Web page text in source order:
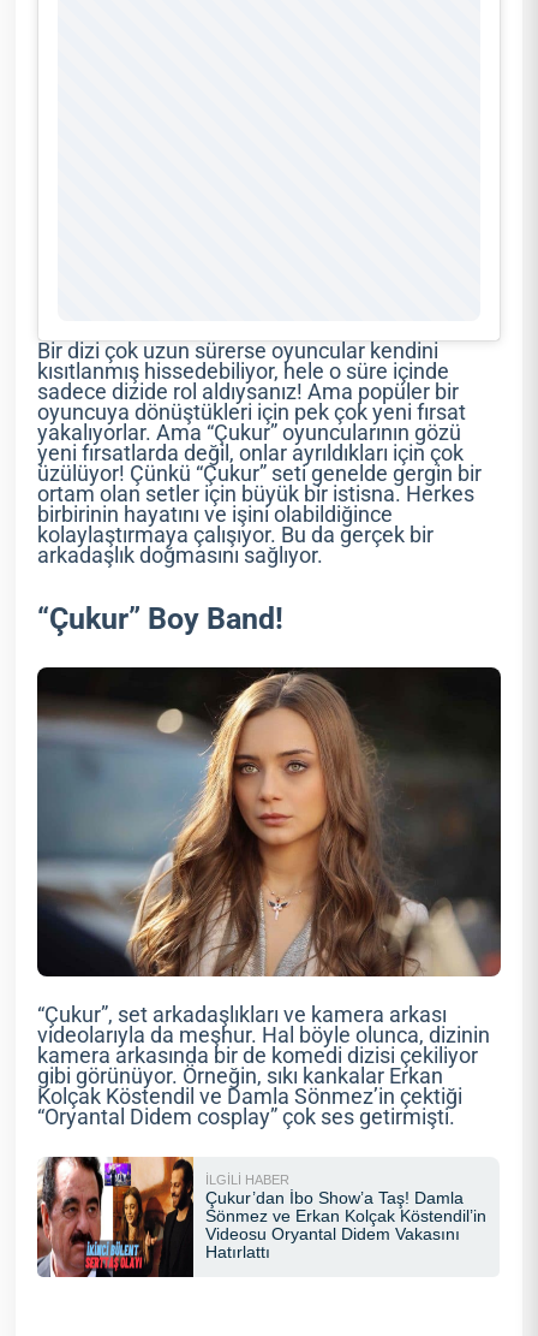
Bir dizi çok uzun sürerse oyuncular kendini
kısıtlanmış hissedebiliyor, hele o süre içinde
sadece dizide rol aldıysanız! Ama popüler bir
oyuncuya dönüştükleri için pek çok yeni fırsat
yakalıyorlar. Ama “Çukur” oyuncularının gözü
yeni fırsatlarda değil, onlar ayrıldıkları için çok
üzülüyor! Çünkü “Çukur” seti genelde gergin bir
ortam olan setler için büyük bir istisna. Herkes
birbirinin hayatını ve işini olabildiğince
kolaylaştırmaya çalışıyor. Bu da gerçek bir
arkadaşlık doğmasını sağlıyor.
“Çukur” Boy Band!
“Çukur”, set arkadaşlıkları ve kamera arkası
videolarıyla da meşhur. Hal böyle olunca, dizinin
kamera arkasında bir de komedi dizisi çekiliyor
gibi görünüyor. Örneğin, sıkı kankalar Erkan
Kolçak Köstendil ve Damla Sönmez’in çektiği
“Oryantal Didem cosplay” çok ses getirmişti.